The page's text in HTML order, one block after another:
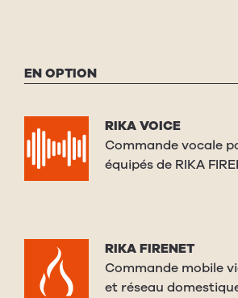
EN OPTION
RIKA VOICE
Commande vocale
équipés de RIKA
RIKA FIRENET
Commande mobile
et réseau